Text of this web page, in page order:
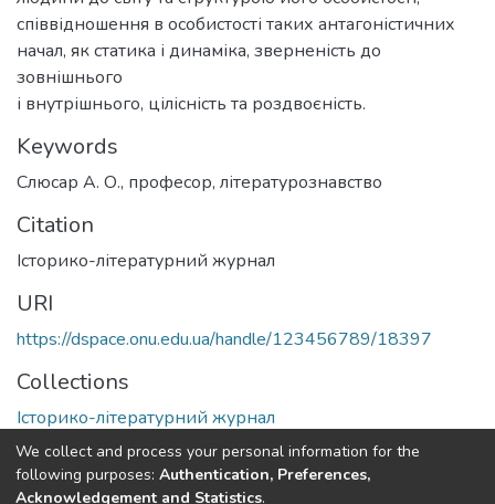
співвідношення в особистості таких антагоністичних
начал, як статика і динаміка, зверненість до
зовнішнього
і внутрішнього, цілісність та роздвоєність.
Keywords
Слюсар А. О., професор, літературознавство
Citation
Історико-літературний журнал
URI
https://dspace.onu.edu.ua/handle/123456789/18397
Collections
Історико-літературний журнал
Full item page
We collect and process your personal information for the
following purposes: Authentication, Preferences,
Acknowledgement and Statistics.